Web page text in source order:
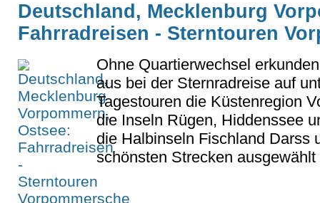
Deutschland, Mecklenburg
Fahrradreisen - Sterntouren
Ohne Quartierwechsel
aus bei der Sternradreise auf
Tagestouren die Küstenregion
die Inseln Rügen, Hiddenssee
die Halbinseln Fischland Darss
schönsten Strecken